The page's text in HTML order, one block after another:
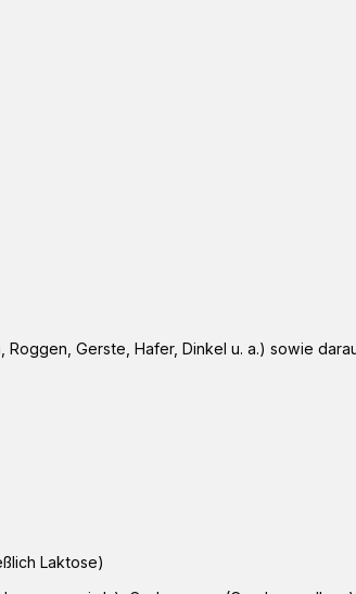
Gerste, Hafer, Dinkel u. a.) sowie
Laktose)